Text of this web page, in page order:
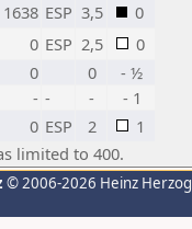
1638 ESP 3,5
0
0 ESP 2,5
0
0 0
- ½
- - -
- 1
0 ESP 2
1
limited to 400.
© 2006-2026 Heinz Herzog